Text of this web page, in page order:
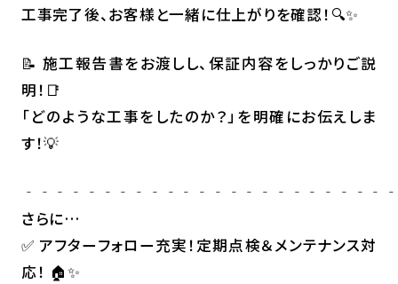
工事完了後、お客様と一緒に仕上がりを確認！🔍✨
📝 施工報告書をお渡しし、保証内容をしっかりご説
明！📑
「どのような工事をしたのか？」を明確にお伝えしま
す！💡
さらに…
✅ アフターフォロー充実！定期点検＆メンテナンス対
応！ 🏠✨